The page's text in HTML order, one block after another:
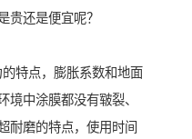
贵还是便宜呢？
特点，膨胀系数和地面
境中涂膜都没有皲裂、
耐磨的特点，使用时间